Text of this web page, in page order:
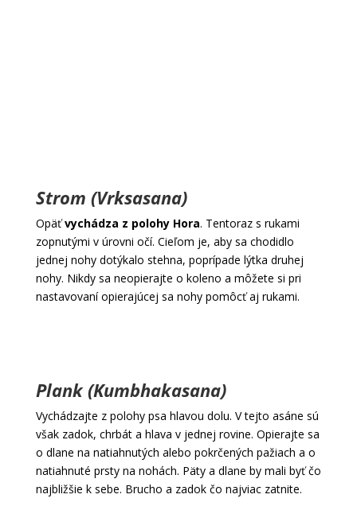
Strom (Vrksasana)
Opäťvychádza z polohy Hora. Tentoraz s rukami
zopnutými v úrovni očí. Cieľom je, aby sa chodidlo
jednej nohy dotýkalo stehna, poprípade lýtka druhej
nohy. Nikdy sa neopierajte o koleno a môžete si pri
nastavovaní opierajúcej sa nohy pomôcť aj rukami.
Plank (Kumbhakasana)
Vychádzajte z polohy psa hlavou dolu. V tejto asáne sú
však zadok, chrbát a hlava v jednej rovine. Opierajte sa
o dlane na natiahnutých alebo pokrčených pažiach a o
natiahnuté prsty na nohách. Päty a dlane by mali byť čo
najbližšie k sebe. Brucho a zadok čo najviac zatnite.